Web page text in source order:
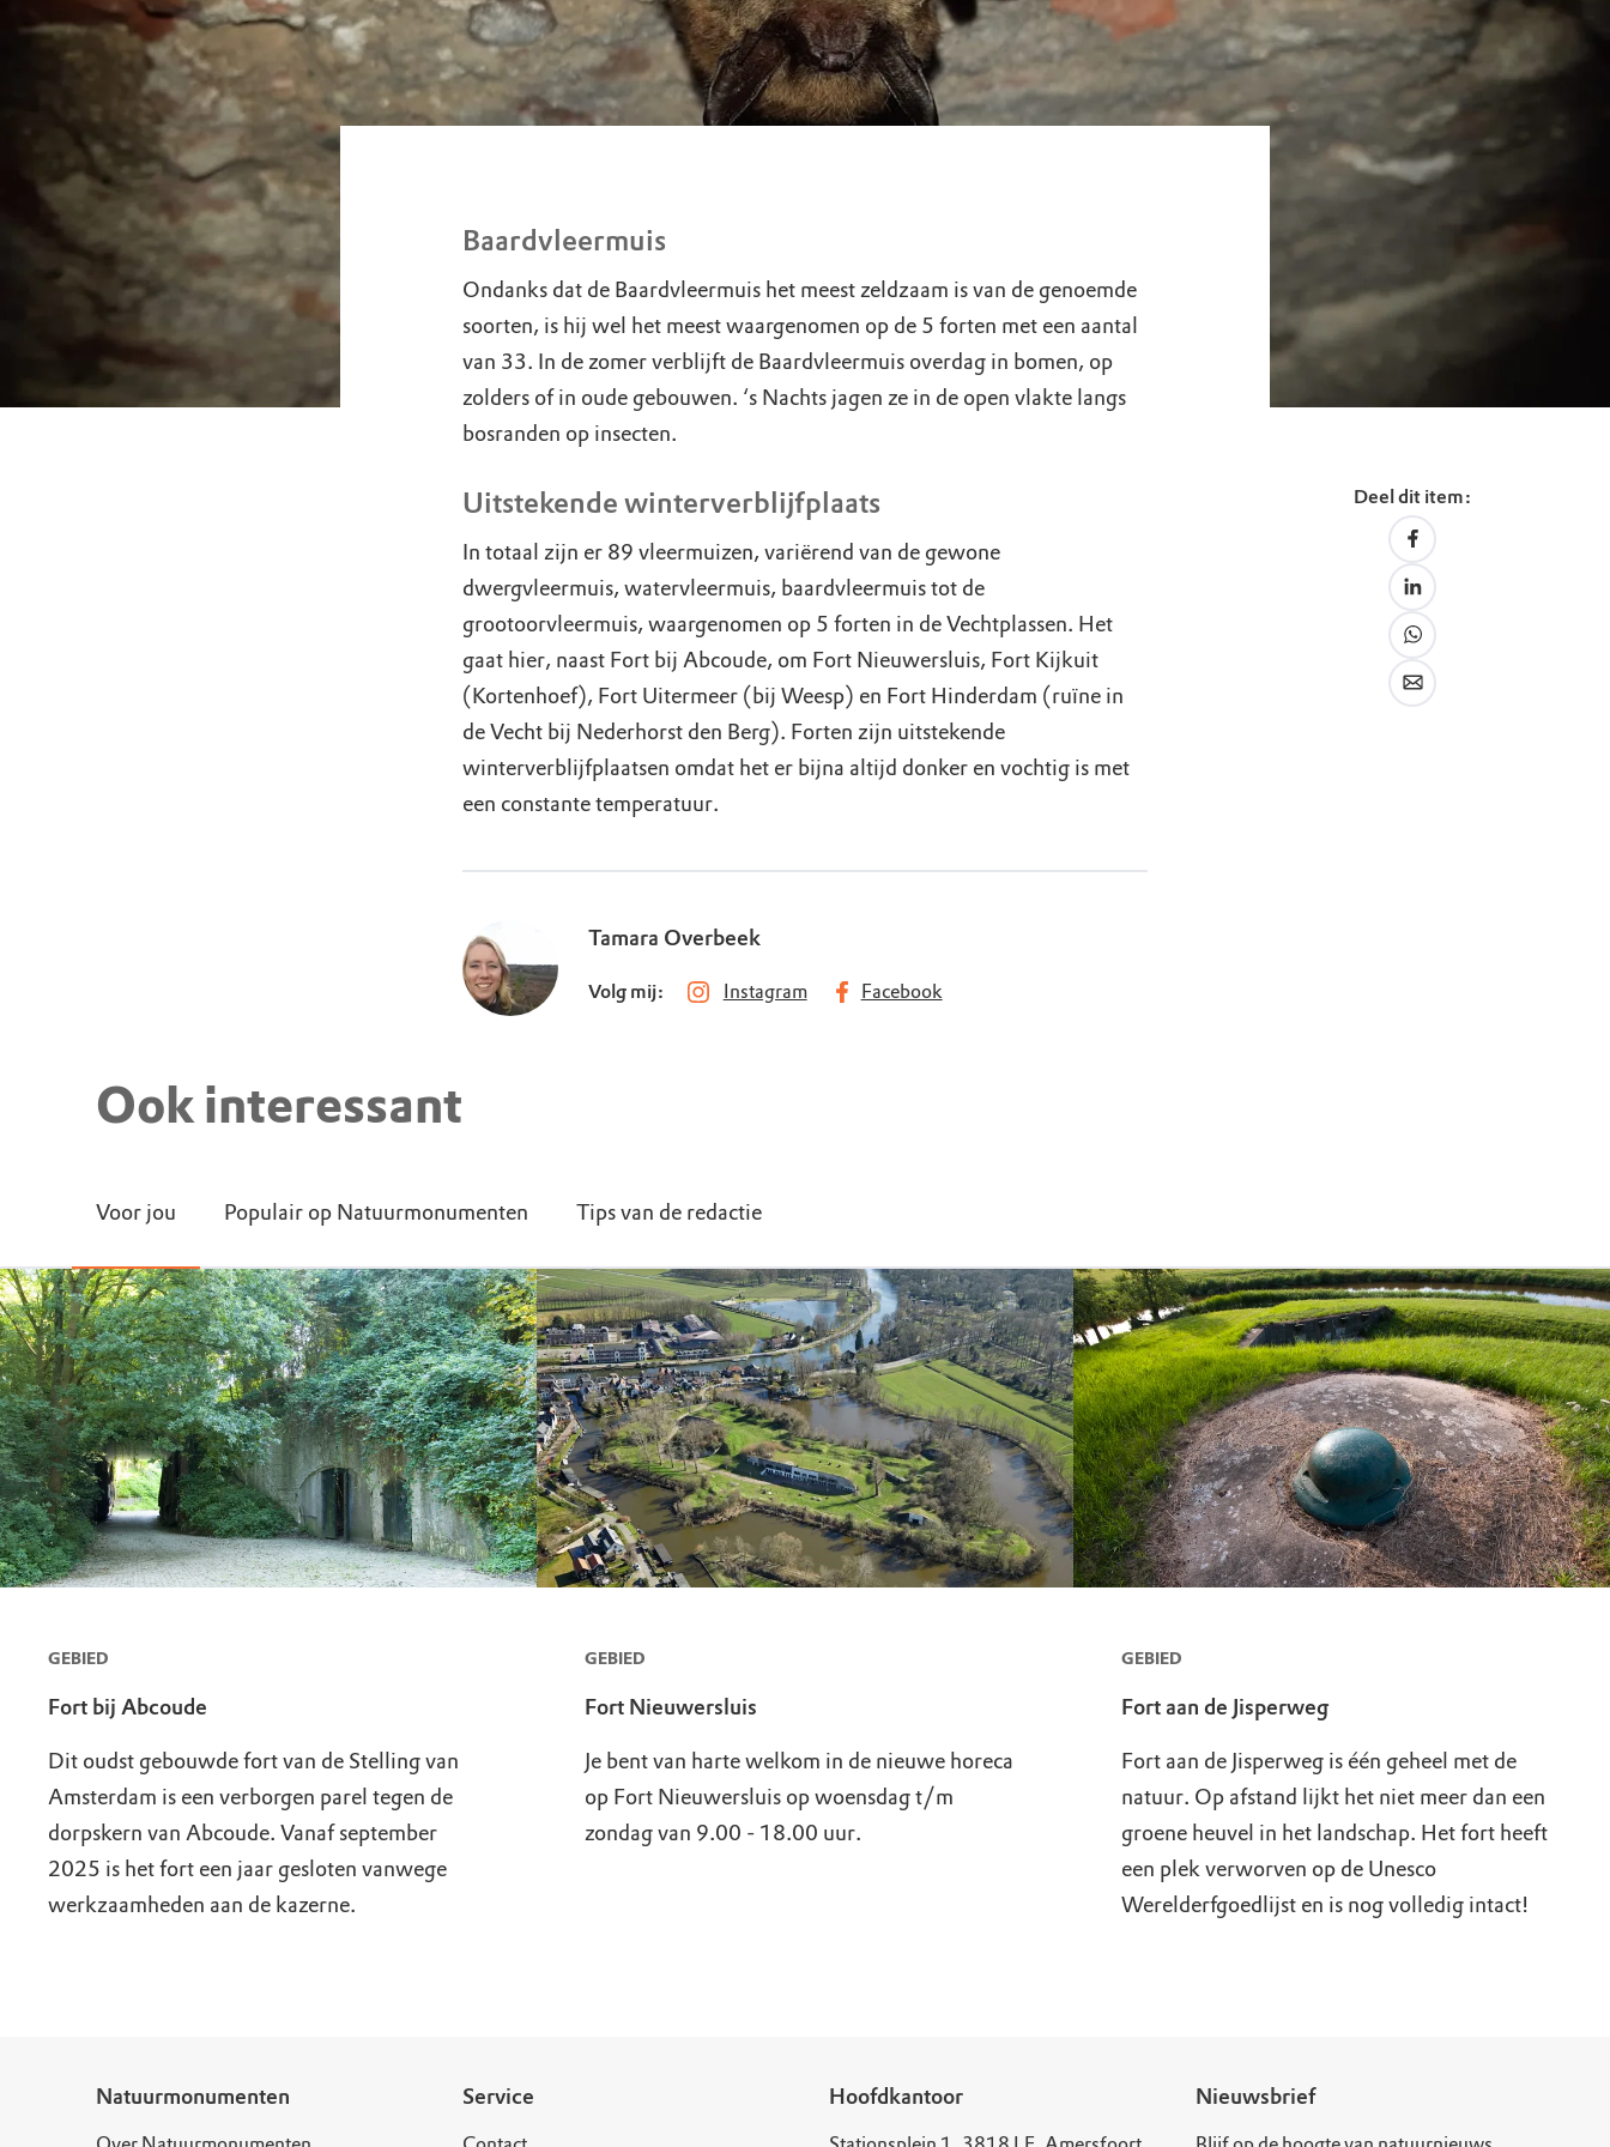
Baardvleermuis
Ondanks dat de Baardvleermuis het meest zeldzaam is van de genoemde
soorten, is hij wel het meest waargenomen op de 5 forten met een aantal
van 33. In de zomer verblijft de Baardvleermuis overdag in bomen, op
zolders of in oude gebouwen. ‘s Nachts jagen ze in de open vlakte langs
bosranden op insecten.
Uitstekende winterverblijfplaats
In totaal zijn er 89 vleermuizen, variërend van de gewone
dwergvleermuis, watervleermuis, baardvleermuis tot de
grootoorvleermuis, waargenomen op 5 forten in de Vechtplassen. Het
gaat hier, naast Fort bij Abcoude, om Fort Nieuwersluis, Fort Kijkuit
(Kortenhoef), Fort Uitermeer (bij Weesp) en Fort Hinderdam (ruïne in
de Vecht bij Nederhorst den Berg). Forten zijn uitstekende
winterverblijfplaatsen omdat het er bijna altijd donker en vochtig is met
een constante temperatuur.
Tamara Overbeek
Volg mij: Instagram Facebook
Deel dit item:
Ook interessant
Voor jou Populair op Natuurmonumenten Tips van de redactie
GEBIED
Fort bij Abcoude
Dit oudst gebouwde fort van de Stelling van
Amsterdam is een verborgen parel tegen de
dorpskern van Abcoude. Vanaf september
2025 is het fort een jaar gesloten vanwege
werkzaamheden aan de kazerne.
GEBIED
Fort Nieuwersluis
Je bent van harte welkom in de nieuwe horeca
op Fort Nieuwersluis op woensdag t/m
zondag van 9.00 - 18.00 uur.
GEBIED
Fort aan de Jisperweg
Fort aan de Jisperweg is één geheel met de
natuur. Op afstand lijkt het niet meer dan een
groene heuvel in het landschap. Het fort heeft
een plek verworven op de Unesco
Werelderfgoedlijst en is nog volledig intact!
Natuurmonumenten Service Hoofdkantoor Nieuwsbrief